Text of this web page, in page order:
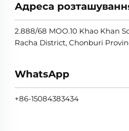
Адреса
2.888/68 MOO.10 Khao Khan
Racha District, Chonburi
WhatsApp
+86-15084383434